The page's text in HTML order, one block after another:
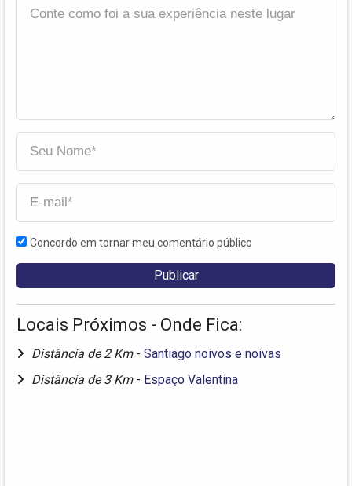
Concordo em tornar meu comentário público
Locais Próximos - Onde Fica:
Distância de 2 Km - Santiago noivos e noivas
Distância de 3 Km - Espaço Valentina